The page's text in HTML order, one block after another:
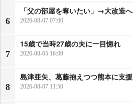
6
「父の部屋を奪いたい」→大改造へ
2026-08-07 07:00
7
15歳で当時27歳の夫に一目惚れ
2026-08-05 16:09
8
島津亜矢、葛藤抱えつつ熊本に支援
2026-08-07 11:50